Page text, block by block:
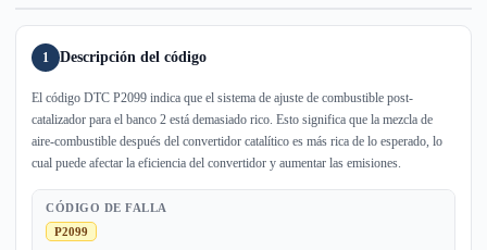
1 Descripción del código
El código DTC P2099 indica que el sistema de ajuste de combustible post-
catalizador para el banco 2 está demasiado rico. Esto significa que la mezcla de
aire-combustible después del convertidor catalítico es más rica de lo esperado, lo
cual puede afectar la eficiencia del convertidor y aumentar las emisiones.
CÓDIGO DE FALLA
P2099